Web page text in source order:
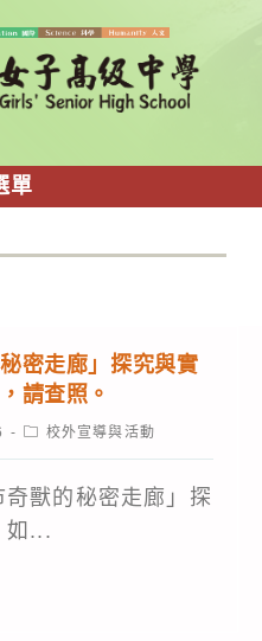
單
密走廊」探究與實
請查照。
Post校外宣導與活動
獸的秘密走廊」探
如...